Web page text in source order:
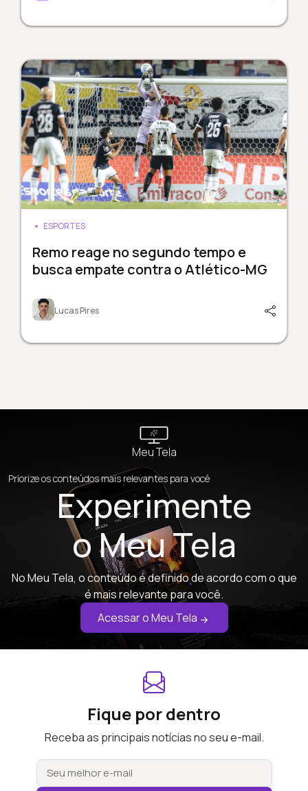
ESPORTES
Remo reage no segundo tempo e
busca empate contra o Atlético-MG
Lucas Pires
Meu Tela
Priorize os conteúdos mais relevantes para você
Experimente
o Meu Tela
No Meu Tela, o conteúdo é definido de acordo com o que
é mais relevante para você.
Acessar o Meu Tela
Fique por dentro
Receba as principais notícias no seu e-mail.